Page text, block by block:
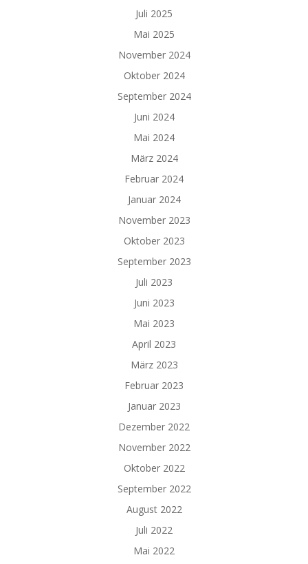
Juli 2025
Mai 2025
November 2024
Oktober 2024
September 2024
Juni 2024
Mai 2024
März 2024
Februar 2024
Januar 2024
November 2023
Oktober 2023
September 2023
Juli 2023
Juni 2023
Mai 2023
April 2023
März 2023
Februar 2023
Januar 2023
Dezember 2022
November 2022
Oktober 2022
September 2022
August 2022
Juli 2022
Mai 2022